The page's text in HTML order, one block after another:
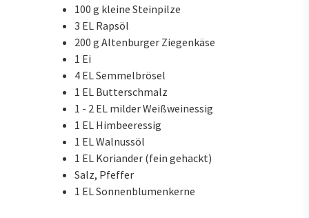
100 g kleine Steinpilze
3 EL Rapsöl
200 g Altenburger Ziegenkäse
1 Ei
4 EL Semmelbrösel
1 EL Butterschmalz
1 - 2 EL milder Weißweinessig
1 EL Himbeeressig
1 EL Walnussöl
1 EL Koriander (fein gehackt)
Salz, Pfeffer
1 EL Sonnenblumenkerne